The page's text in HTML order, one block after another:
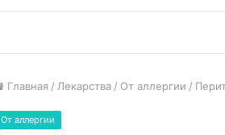
Главная / Лекарства / От аллергии /
От аллергии